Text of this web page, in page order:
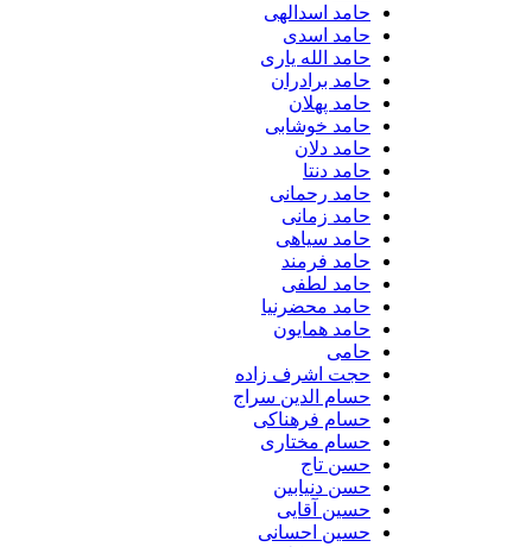
حامد اسدالهی
حامد اسدی
حامد الله یاری
حامد برادران
حامد پهلان
حامد خوشابی
حامد دلان
حامد دنتا
حامد رحمانی
حامد زمانی
حامد سیاهی
حامد فرمند
حامد لطفی
حامد محضرنیا
حامد همایون
حجت اشرف زاده
حسام الدین سراج
حسام فرهناکی
حسام مختاری
حسن تاج
حسن دنیابین
حسین آقایی
حسین احسانی